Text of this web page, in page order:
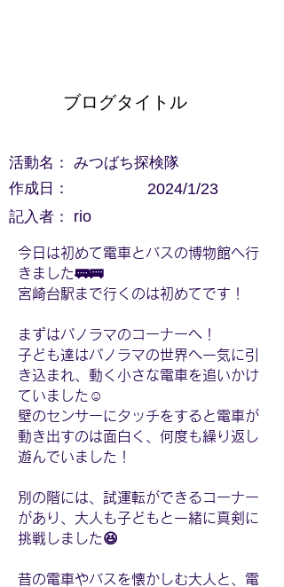
ブログタイトル
活動名： みつばち探検隊
作成日： 2024/1/23
記入者： rio
今日は初めて電車とバスの博物館へ行
きました🚃🚌
宮崎台駅まで行くのは初めてです！
まずはパノラマのコーナーへ！
子ども達はパノラマの世界へ一気に引
き込まれ、動く小さな電車を追いかけ
ていました☺️
壁のセンサーにタッチをすると電車が
動き出すのは面白く、何度も繰り返し
遊んでいました！
別の階には、試運転ができるコーナー
があり、大人も子どもと一緒に真剣に
挑戦しました😆
昔の電車やバスを懐かしむ大人と、電